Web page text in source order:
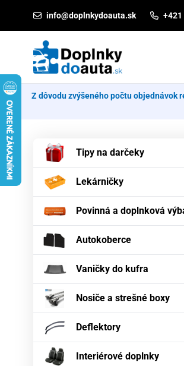
info@doplnkydoauta.sk +421
Z dôvodu zvýšeného počtu objednávok
Tipy na darčeky
Lekárničky
Povinná a doplnková
Autokoberce
Vaničky do kufra
Nosiče a strešné boxy
Deflektory
Interiérové doplnky